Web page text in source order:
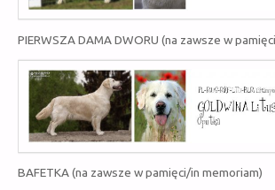
PIERWSZA DAMA DWORU (na zawsze w
BAFETKA (na zawsze w pamięci/in memoriam)